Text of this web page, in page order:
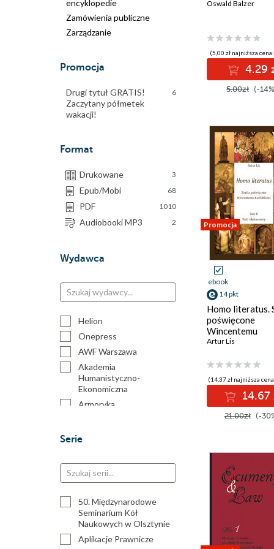
encyklopedie
Zamówienia publiczne
Zarządzanie
Promocja
Drugi tytuł GRATIS!
Zaczytany półmetek
wakacji!
6
Format
Drukowane 3
Epub/Mobi 68
PDF 1010
Audiobooki MP3 2
Wydawca
Helion
Onepress
AWF Warszawa
Akademia
Humanistyczno-
Ekonomiczna
Armoryka
C. H. Beck
Copernicus Center Press
Difin
E-bookowo
Elipsa Dom Wydawniczy i
Serie
50. Międzynarodowe
Seminarium Kół
Naukowych w Olsztynie
Aplikacje Prawnicze
Oswald Balzer
(5,00 zł najniższa cena
4.29
5.00zł (-
Promocja
ebook
14 pkt
Homo literatus.
poświęcone
Wincentemu
Kadłubkowi. Tom
Artur Lis
(14,37 zł najniższa
14.67
21.00zł (-